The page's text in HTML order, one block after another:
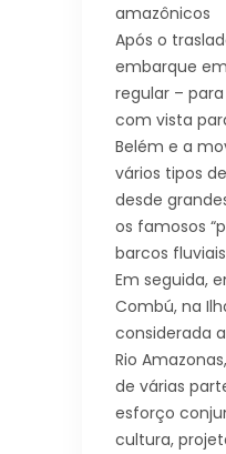
amazônicos
Após o
embarque
regular –
com vista
Belém e a
vários tipos
desde
os famosos
barcos
Em seguida,
Combú, na
considerada
Rio
de várias
esforço
cultura,